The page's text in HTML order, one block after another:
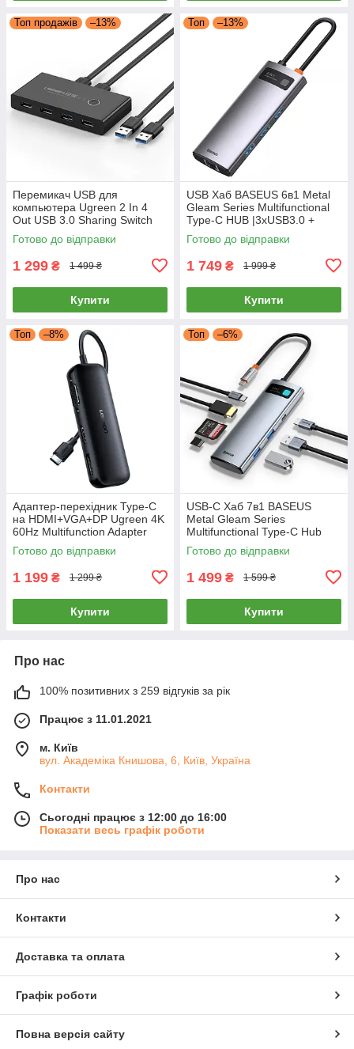
Топ продажів –13%
Перемикач USB для
компьютера Ugreen 2 In 4
Out USB 3.0 Sharing Switch
Box (чорний) US216
Готово до відправки
1 299 ₴ 1 499 ₴
Купити
Топ –13%
USB Хаб BASEUS 6в1 Metal
Gleam Series Multifunctional
Type-C HUB |3xUSB3.0 +
HDMI 4K + RJ45 + Type-C|
(сірий)
Готово до відправки
1 749 ₴ 1 999 ₴
Купити
Топ –8%
Адаптер-перехідник Type-C
на HDMI+VGA+DP Ugreen 4K
60Hz Multifunction Adapter
(чорний) CM260
Готово до відправки
1 199 ₴ 1 299 ₴
Купити
Топ –6%
USB-C Хаб 7в1 BASEUS
Metal Gleam Series
Multifunctional Type-C Hub
(сірий)
Готово до відправки
1 499 ₴ 1 599 ₴
Купити
Про нас
100% позитивних з 259 відгуків за рік
Працює з 11.01.2021
м. Київ
вул. Академіка Книшовa, 6, Київ, Україна
Контакти
Сьогодні працює з 12:00 до 16:00
Показати весь графік роботи
Про нас
Контакти
Доставка та оплата
Графік роботи
Повна версія сайту